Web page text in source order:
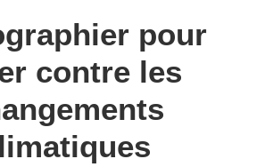
pour
contre les